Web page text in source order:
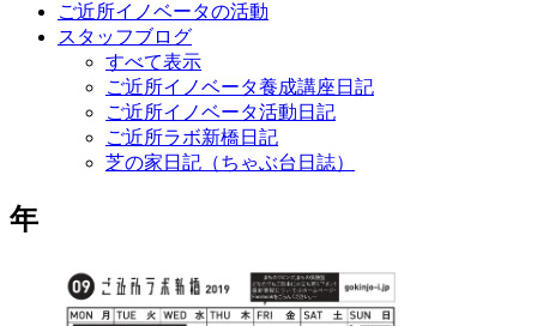
ご近所イノベータの活動
スタッフブログ
すべて表示
ご近所イノベータ養成講座日記
ご近所イノベータ活動日記
ご近所ラボ新橋日記
芝の家日記（ちゃぶ台日誌）
年